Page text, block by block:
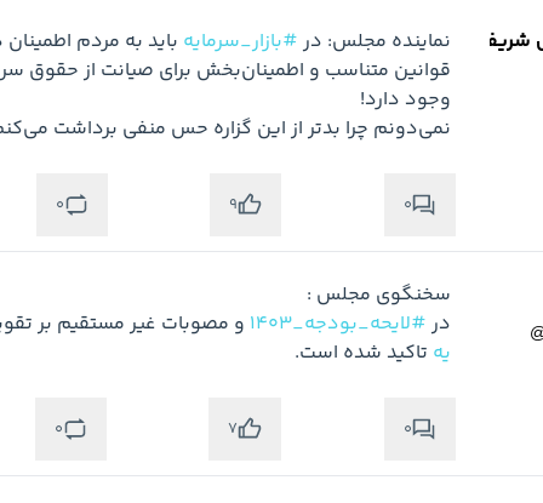
نماینده مجلس: در #بازار_سرمایه
نمی‌دونم چرا بدتر از این گزاره حس منفی برداشت می‌کنم!🤔
0
9
0
در #لایحه_بودجه_1403
و مصوبات غیر مستقیم بر
یه تاکید شده است.
0
7
0